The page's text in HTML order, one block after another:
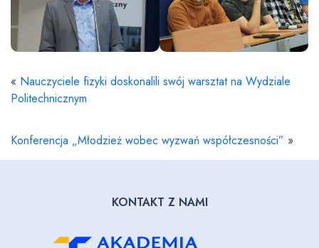
« Nauczyciele fizyki doskonalili swój warsztat na Wydziale
Politechnicznym
Konferencja „Młodzież wobec wyzwań współczesności” »
KONTAKT Z NAMI